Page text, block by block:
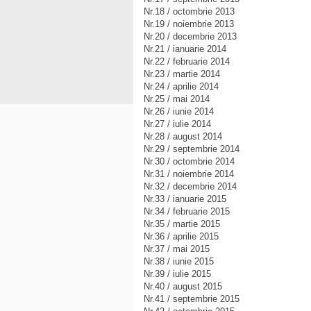
Nr.18 / octombrie 2013
Nr.19 / noiembrie 2013
Nr.20 / decembrie 2013
Nr.21 / ianuarie 2014
Nr.22 / februarie 2014
Nr.23 / martie 2014
Nr.24 / aprilie 2014
Nr.25 / mai 2014
Nr.26 / iunie 2014
Nr.27 / iulie 2014
Nr.28 / august 2014
Nr.29 / septembrie 2014
Nr.30 / octombrie 2014
Nr.31 / noiembrie 2014
Nr.32 / decembrie 2014
Nr.33 / ianuarie 2015
Nr.34 / februarie 2015
Nr.35 / martie 2015
Nr.36 / aprilie 2015
Nr.37 / mai 2015
Nr.38 / iunie 2015
Nr.39 / iulie 2015
Nr.40 / august 2015
Nr.41 / septembrie 2015